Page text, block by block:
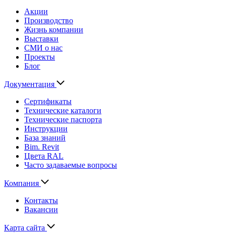
Акции
Производство
Жизнь компании
Выставки
СМИ о нас
Проекты
Блог
Документация
Сертификаты
Технические каталоги
Технические паспорта
Инструкции
База знаний
Bim. Revit
Цвета RAL
Часто задаваемые вопросы
Компания
Контакты
Вакансии
Карта сайта